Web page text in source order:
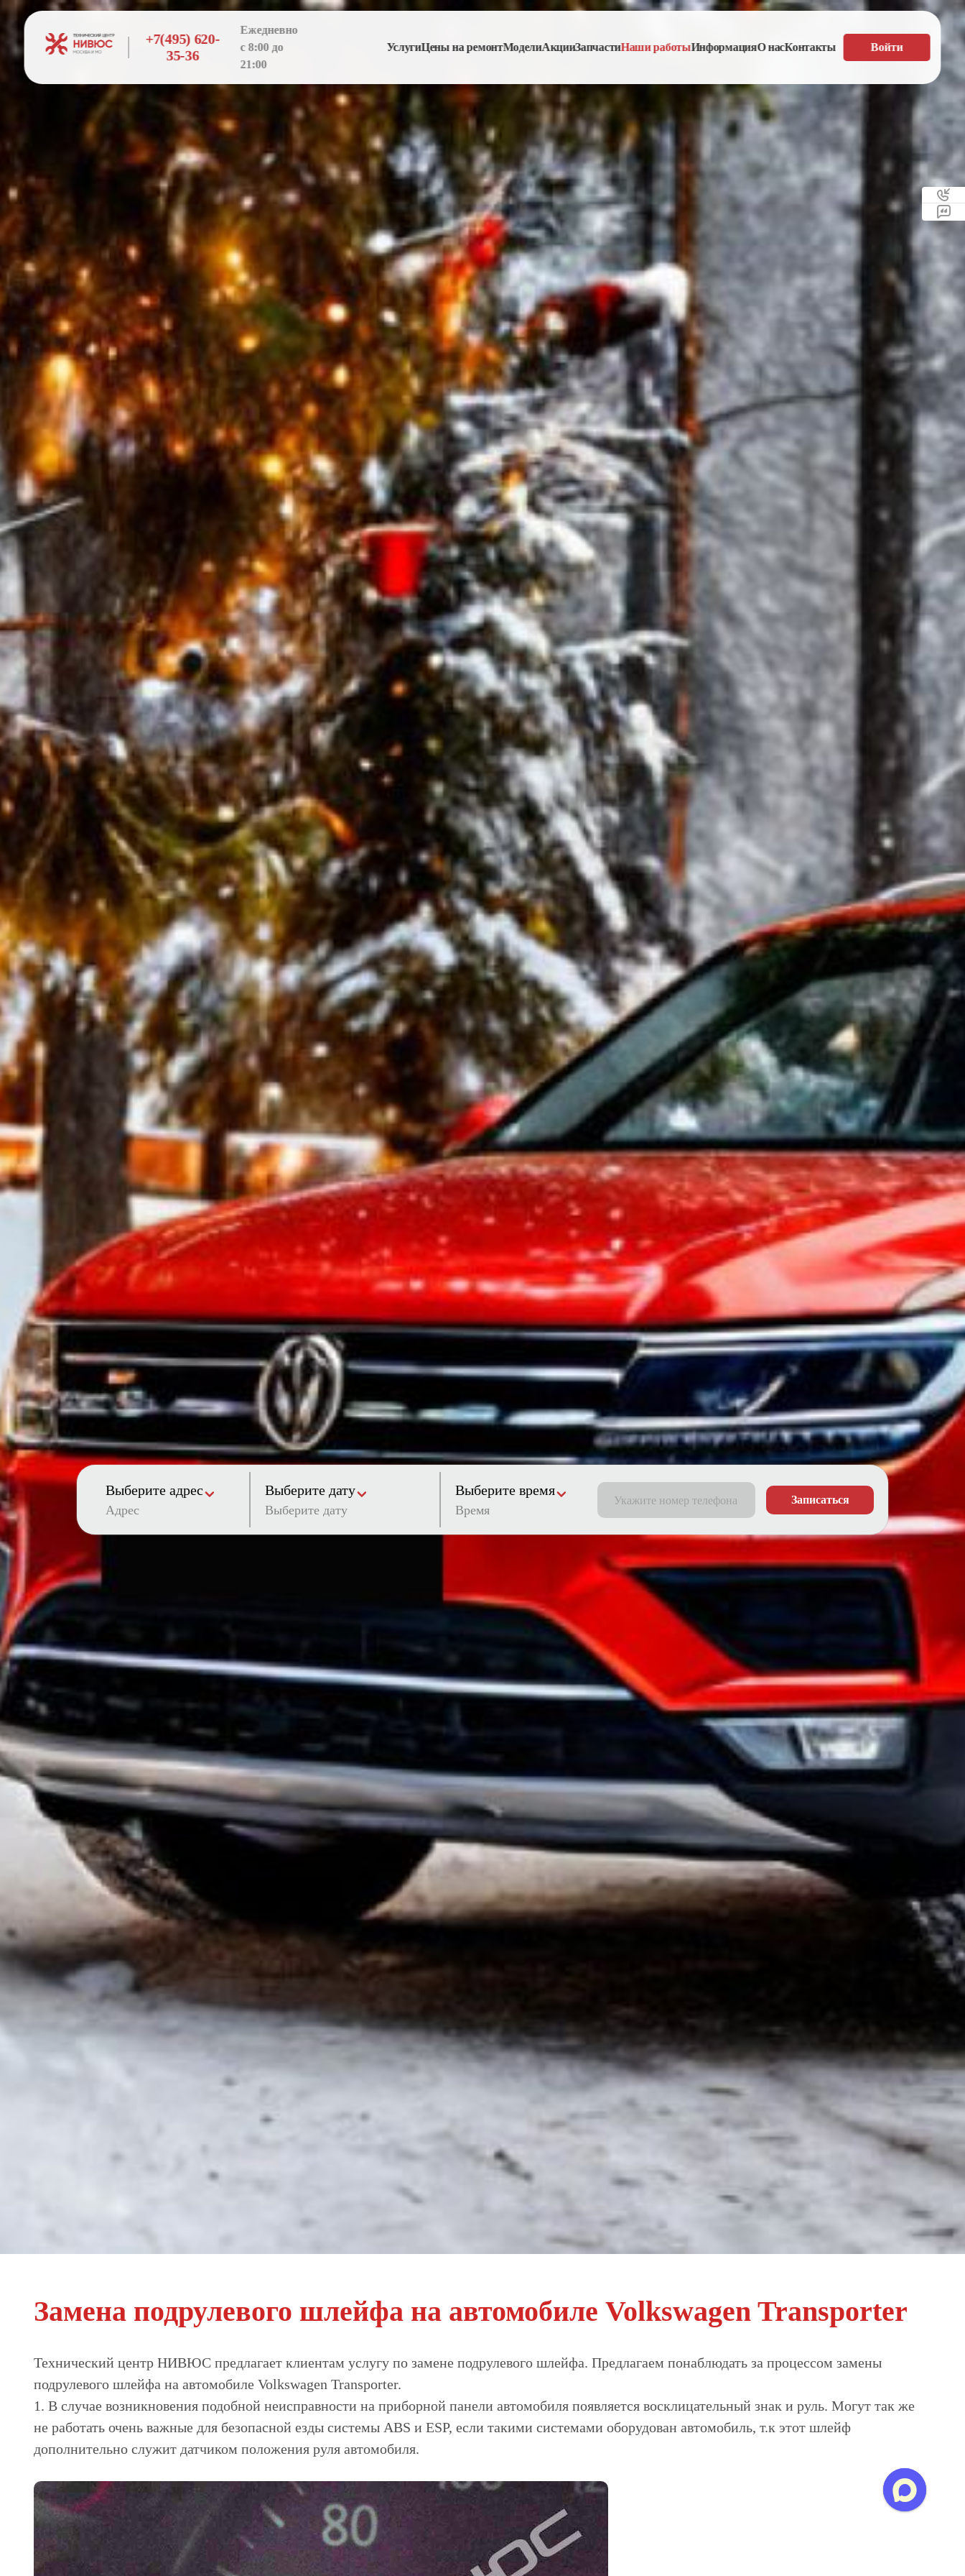
+7(495) 620-
35-36
Ежедневно
с 8:00 до
21:00
УслугиЦены на ремонтМоделиАкцииЗапчастиНаши работыИнформацияО насКонтакты Войти
Выберите адрес
Адрес
Выберите дату Выберите время
Время
Записаться
Замена подрулевого шлейфа на автомобиле Volkswagen Transporter
Технический центр НИВЮС предлагает клиентам услугу по замене подрулевого шлейфа. Предлагаем понаблюдать за процессом замены
подрулевого шлейфа на автомобиле Volkswagen Transporter.
1. В случае возникновения подобной неисправности на приборной панели автомобиля появляется восклицательный знак и руль. Могут так же
не работать очень важные для безопасной езды системы ABS и ESP, если такими системами оборудован автомобиль, т.к этот шлейф
дополнительно служит датчиком положения руля автомобиля.